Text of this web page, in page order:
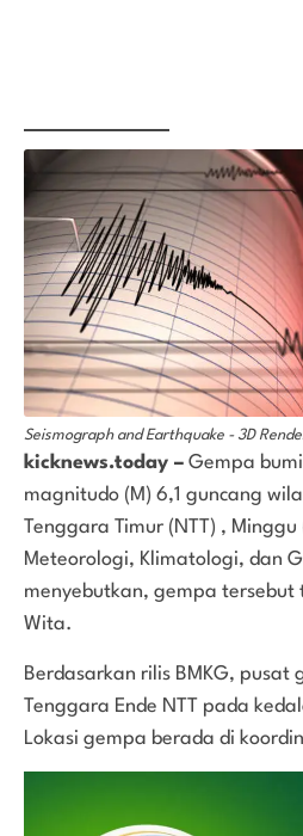
Seismograph and Earthquake - 3D
kicknews.today – Gempa
magnitudo (M) 6,1 guncang
Tenggara Timur (NTT) ,
Meteorologi, Klimatologi, dan
menyebutkan, gempa tersebut
Wita.
Berdasarkan rilis BMKG, pusat
Tenggara Ende NTT pada
Lokasi gempa berada di